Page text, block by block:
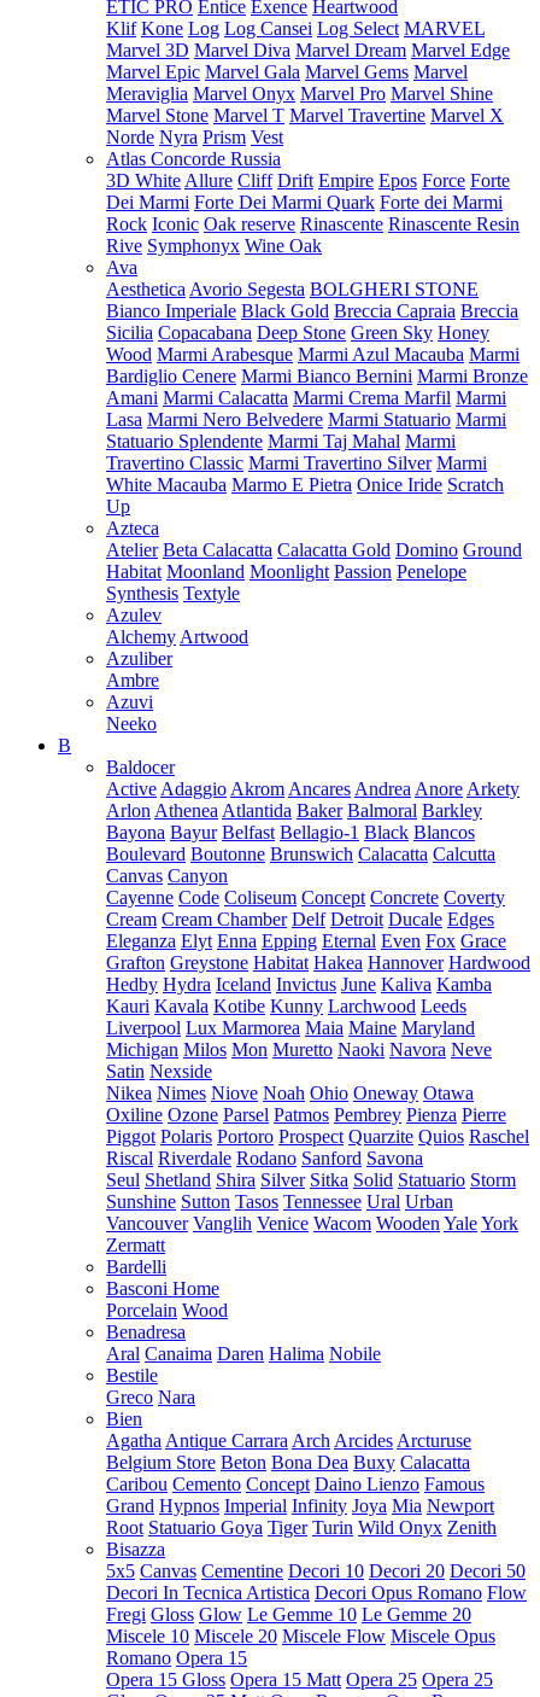
ETIC PRO Entice Exence Heartwood
Klif Kone Log Log Cansei Log Select MARVEL
Marvel 3D Marvel Diva Marvel Dream Marvel Edge
Marvel Epic Marvel Gala Marvel Gems Marvel
Meraviglia Marvel Onyx Marvel Pro Marvel Shine
Marvel Stone Marvel T Marvel Travertine Marvel X
Norde Nyra Prism Vest
Atlas Concorde Russia
3D White Allure Cliff Drift Empire Epos Force Forte
Dei Marmi Forte Dei Marmi Quark Forte dei Marmi
Rock Iconic Oak reserve Rinascente Rinascente Resin
Rive Symphonyx Wine Oak
Ava
Aesthetica Avorio Segesta BOLGHERI STONE
Bianco Imperiale Black Gold Breccia Capraia Breccia
Sicilia Copacabana Deep Stone Green Sky Honey
Wood Marmi Arabesque Marmi Azul Macauba Marmi
Bardiglio Cenere Marmi Bianco Bernini Marmi Bronze
Amani Marmi Calacatta Marmi Crema Marfil Marmi
Lasa Marmi Nero Belvedere Marmi Statuario Marmi
Statuario Splendente Marmi Taj Mahal Marmi
Travertino Classic Marmi Travertino Silver Marmi
White Macauba Marmo E Pietra Onice Iride Scratch
Up
Azteca
Atelier Beta Calacatta Calacatta Gold Domino Ground
Habitat Moonland Moonlight Passion Penelope
Synthesis Textyle
Azulev
Alchemy Artwood
Azuliber
Ambre
Azuvi
Neeko
B
Baldocer
Active Adaggio Akrom Ancares Andrea Anore Arkety
Arlon Athenea Atlantida Baker Balmoral Barkley
Bayona Bayur Belfast Bellagio-1 Black Blancos
Boulevard Boutonne Brunswich Calacatta Calcutta
Canvas Canyon
Cayenne Code Coliseum Concept Concrete Coverty
Cream Cream Chamber Delf Detroit Ducale Edges
Eleganza Elyt Enna Epping Eternal Even Fox Grace
Grafton Greystone Habitat Hakea Hannover Hardwood
Hedby Hydra Iceland Invictus June Kaliva Kamba
Kauri Kavala Kotibe Kunny Larchwood Leeds
Liverpool Lux Marmorea Maia Maine Maryland
Michigan Milos Mon Muretto Naoki Navora Neve
Satin Nexside
Nikea Nimes Niove Noah Ohio Oneway Otawa
Oxiline Ozone Parsel Patmos Pembrey Pienza Pierre
Piggot Polaris Portoro Prospect Quarzite Quios Raschel
Riscal Riverdale Rodano Sanford Savona
Seul Shetland Shira Silver Sitka Solid Statuario Storm
Sunshine Sutton Tasos Tennessee Ural Urban
Vancouver Vanglih Venice Wacom Wooden YaleYork
Zermatt
Bardelli
Basconi Home
Porcelain Wood
Benadresa
Aral Canaima Daren Halima Nobile
Bestile
Greco Nara
Bien
Agatha Antique Carrara Arch Arcides Arcturuse
Belgium Store Beton Bona Dea Buxy Calacatta
Caribou Cemento Concept Daino Lienzo Famous
Grand Hypnos Imperial Infinity Joya Mia Newport
Root Statuario Goya Tiger Turin Wild Onyx Zenith
Bisazza
5x5 Canvas Cementine Decori 10 Decori 20 Decori 50
Decori In Tecnica Artistica Decori Opus Romano Flow
Fregi Gloss Glow Le Gemme 10 Le Gemme 20
Miscele 10 Miscele 20 Miscele Flow Miscele Opus
Romano Opera 15
Opera 15 Gloss Opera 15 Matt Opera 25 Opera 25